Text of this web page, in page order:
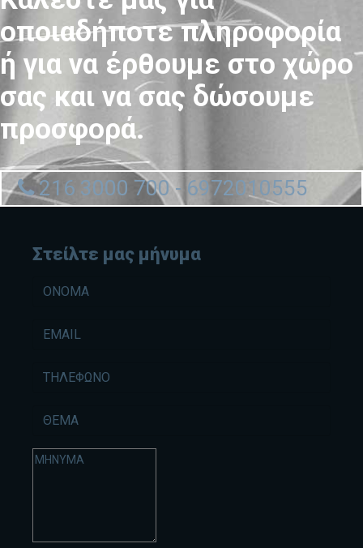
οποιαδήποτε πληροφορία
ή για να έρθουμε στο χώρο
σας και να σας δώσουμε
προσφορά.
216 3000 700 - 6972010555
Στείλτε μας μήνυμα